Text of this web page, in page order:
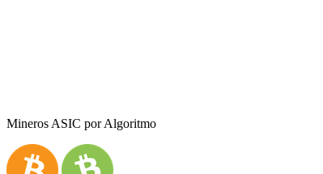
Mineros ASIC por Algoritmo